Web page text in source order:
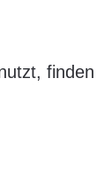
finden